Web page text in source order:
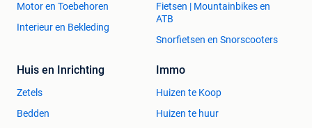
Motor en Toebehoren
Interieur en Bekleding
Fietsen | Mountainbikes en
ATB
Snorfietsen en Snorscooters
Huis en Inrichting
Zetels
Bedden
Immo
Huizen te Koop
Huizen te huur